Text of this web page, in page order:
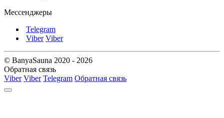
Мессенджеры
Telegram
Viber Viber
© BanyaSauna 2020 - 2026
Обратная связь
Viber Viber Telegram Обратная связь